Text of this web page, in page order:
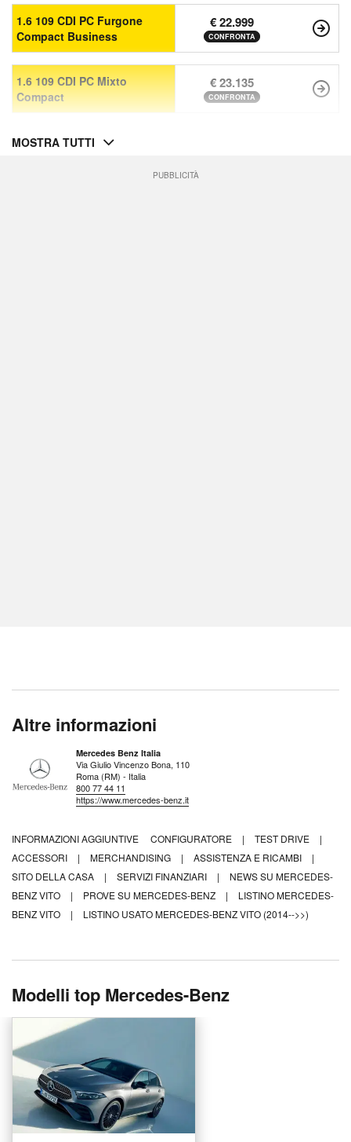
1.6 109 CDI PC Furgone
Compact Business
€ 22.999
CONFRONTA
1.6 109 CDI PC Mixto
Compact
€ 23.135
CONFRONTA
MOSTRA TUTTI
PUBBLICITÀ
Altre informazioni
Mercedes Benz Italia
Via Giulio Vincenzo Bona, 110
Roma (RM) - Italia
800 77 44 11
https://www.mercedes-benz.it
INFORMAZIONI AGGIUNTIVE CONFIGURATORE | TEST DRIVE
|
ACCESSORI
| MERCHANDISING | ASSISTENZA E RICAMBI
|
SITO DELLA CASA
| SERVIZI FINANZIARI |
NEWS SU MERCEDES-
BENZ VITO
| PROVE SU MERCEDES-BENZ |
LISTINO MERCEDES-
BENZ VITO
| LISTINO USATO MERCEDES-BENZ VITO (2014-->>)
Modelli top Mercedes-Benz